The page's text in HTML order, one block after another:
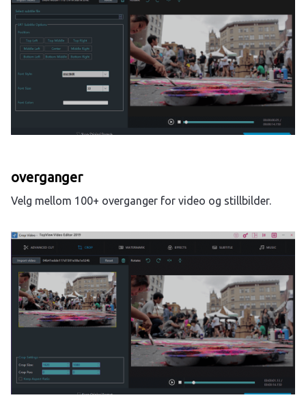
overganger
Velg mellom 100+ overganger for video og stillbilder.